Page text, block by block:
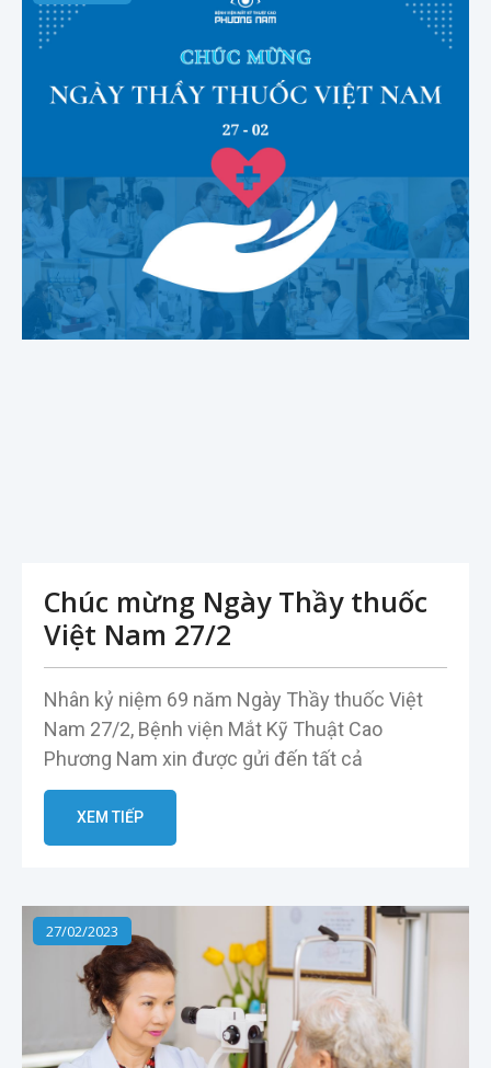
Chúc mừng Ngày Thầy thuốc
Việt Nam 27/2
Nhân kỷ niệm 69 năm Ngày Thầy thuốc Việt
Nam 27/2, Bệnh viện Mắt Kỹ Thuật Cao
Phương Nam xin được gửi đến tất cả
XEM TIẾP
27/02/2023